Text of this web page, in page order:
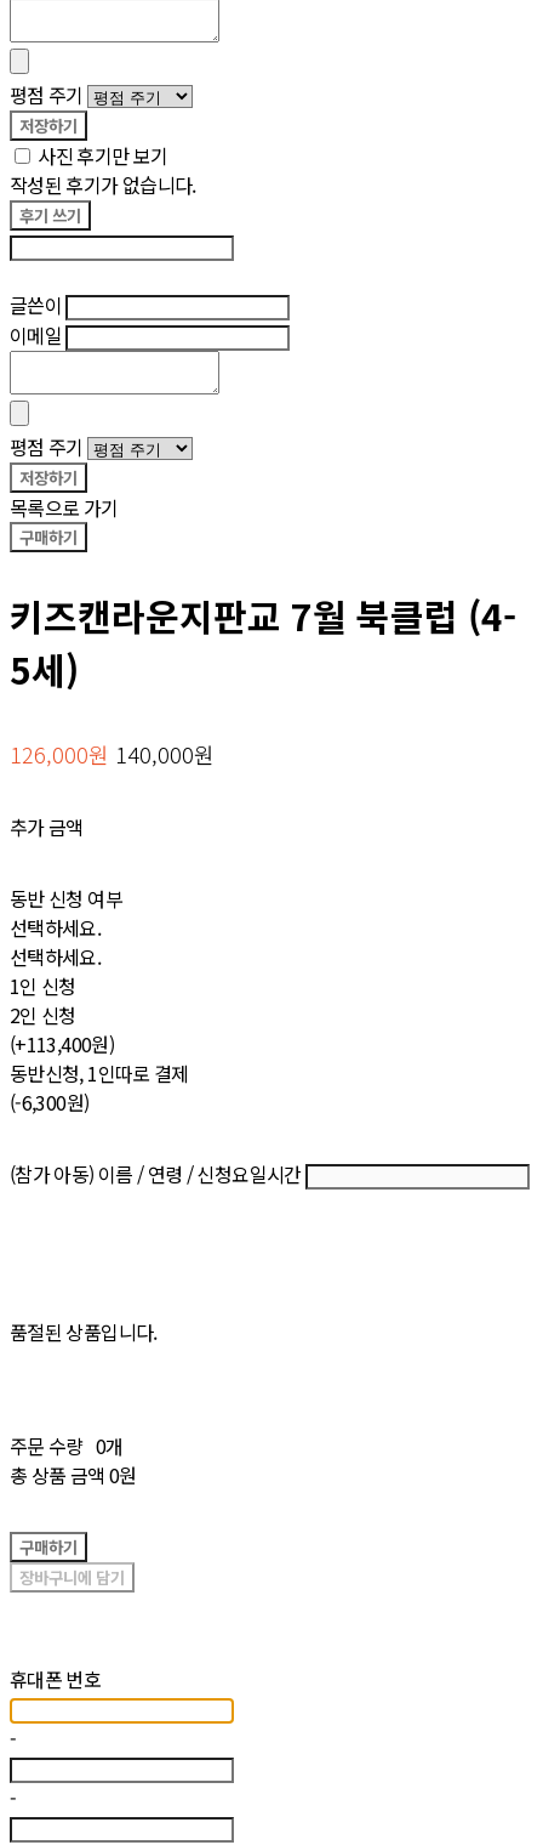
평점 주기
저장하기
사진 후기만 보기
작성된 후기가 없습니다.
후기 쓰기
글쓴이
이메일
평점 주기
저장하기
목록으로 가기
구매하기
키즈캔라운지판교 7월 북클럽 (4-
5세)
126,000원 140,000원
추가 금액
동반 신청 여부
선택하세요.
선택하세요.
1인 신청
2인 신청
(+113,400원)
동반신청, 1인따로 결제
(-6,300원)
(참가 아동) 이름 / 연령 / 신청요일시간
품절된 상품입니다.
주문 수량 0개
총 상품 금액 0원
구매하기
장바구니에 담기
휴대폰 번호
-
-